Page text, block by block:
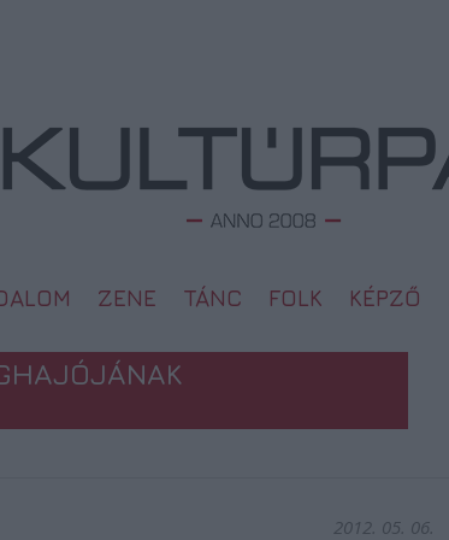
ZENE TÁNC FOLK KÉPZŐ
2012. 05. 06.